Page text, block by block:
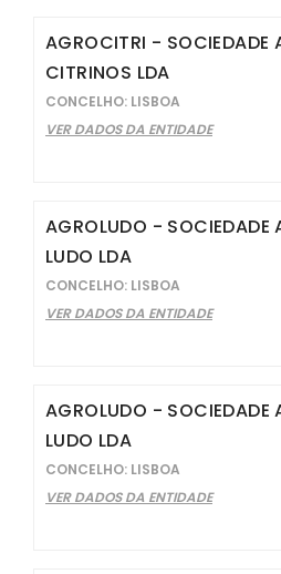
AGROCITRI - SOCIEDADE
CITRINOS LDA
CONCELHO: LISBOA
VER DADOS DA ENTIDADE
AGROLUDO - SOCIEDADE
LUDO LDA
CONCELHO: LISBOA
VER DADOS DA ENTIDADE
AGROLUDO - SOCIEDADE
LUDO LDA
CONCELHO: LISBOA
VER DADOS DA ENTIDADE